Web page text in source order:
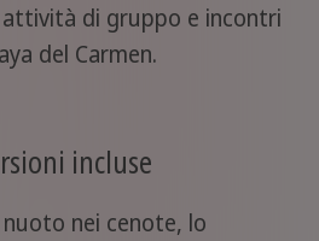
di gruppo e incontri
del Carmen.
incluse
nei cenote, lo